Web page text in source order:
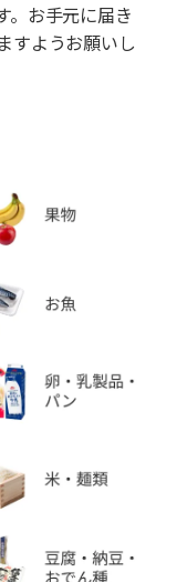
。お手元に届き
すようお願いし